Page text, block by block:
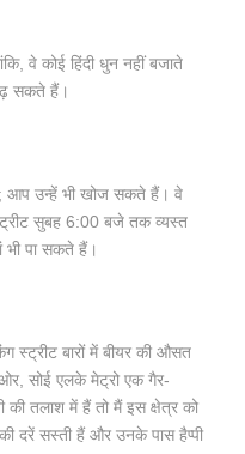
वे कोई हिंदी धुन नहीं बजाते
सकते हैं।
आप उन्हें भी खोज सकते हैं। वे
सुबह 6:00 बजे तक व्यस्त
पा सकते हैं।
स्ट्रीट बारों में बीयर की औसत
सोई एलके मेट्रो एक गैर-
की तलाश में हैं तो मैं इस क्षेत्र को
दरें सस्ती हैं और उनके पास हैप्पी